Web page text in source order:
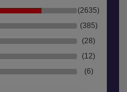
(2635)
(385)
(28)
(12)
(6)